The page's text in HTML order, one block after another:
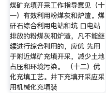
煤矿充填开采工作指导意见（十
一）有效利用粉煤灰和炉渣。煤
矸石综合利用电站和坑 口电站
排放的粉煤灰和炉渣，凡不能继
续进行综合利用的，应优 先用
于附近煤矿充填开采，减少土地
占压和环境污染。 （十二）优
化充填工艺。井下充填开采应采
用机械化充填装